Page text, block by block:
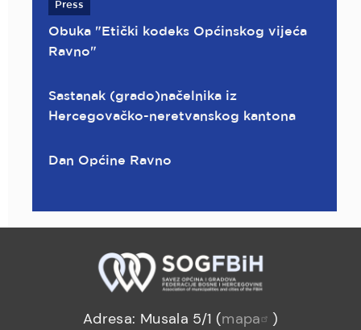
Press
Obuka "Etički kodeks Općinskog vijeća
Ravno"
Sastanak (grado)načelnika iz
Hercegovačko-neretvanskog kantona
Dan Općine Ravno
Adresa: Musala 5/1 (mapa
)